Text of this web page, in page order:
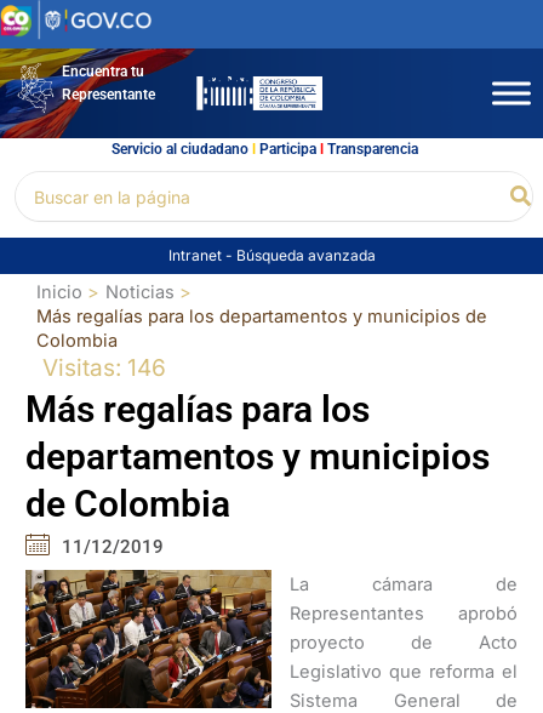
Ir
al
contenidoEncuentra tu
Representante
Servicio al ciudadano l Participal Transparencia
por:
Intranet - Búsqueda avanzada
Inicio
Noticias
Más regalías para los departamentos y municipios de
Colombia
Visitas: 146
Más regalías para los
departamentos y municipios
de Colombia
11/12/2019
La cámara de
Representantes aprobó
proyecto de Acto
Legislativo que reforma el
Sistema General de